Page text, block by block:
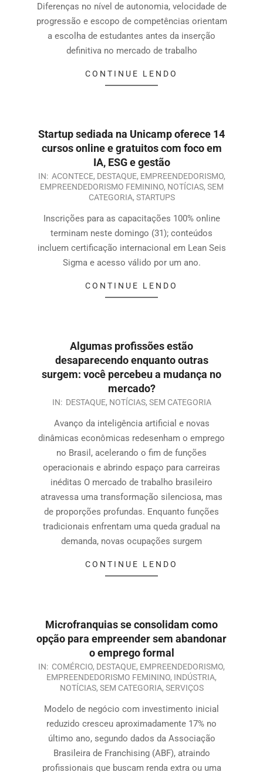
Diferenças no nível de autonomia, velocidade de
progressão e escopo de competências orientam
a escolha de estudantes antes da inserção
definitiva no mercado de trabalho
CONTINUE LENDO
Startup sediada na Unicamp oferece 14
cursos online e gratuitos com foco em
IA, ESG e gestão
IN: ACONTECE, DESTAQUE, EMPREENDEDORISMO,
EMPREENDEDORISMO FEMININO, NOTÍCIAS, SEM
CATEGORIA, STARTUPS
Inscrições para as capacitações 100% online
terminam neste domingo (31); conteúdos
incluem certificação internacional em Lean Seis
Sigma e acesso válido por um ano.
CONTINUE LENDO
Algumas profissões estão
desaparecendo enquanto outras
surgem: você percebeu a mudança no
mercado?
IN: DESTAQUE, NOTÍCIAS, SEM CATEGORIA
Avanço da inteligência artificial e novas
dinâmicas econômicas redesenham o emprego
no Brasil, acelerando o fim de funções
operacionais e abrindo espaço para carreiras
inéditas O mercado de trabalho brasileiro
atravessa uma transformação silenciosa, mas
de proporções profundas. Enquanto funções
tradicionais enfrentam uma queda gradual na
demanda, novas ocupações surgem
CONTINUE LENDO
Microfranquias se consolidam como
opção para empreender sem abandonar
o emprego formal
IN: COMÉRCIO, DESTAQUE, EMPREENDEDORISMO,
EMPREENDEDORISMO FEMININO, INDÚSTRIA,
NOTÍCIAS, SEM CATEGORIA, SERVIÇOS
Modelo de negócio com investimento inicial
reduzido cresceu aproximadamente 17% no
último ano, segundo dados da Associação
Brasileira de Franchising (ABF), atraindo
profissionais que buscam renda extra ou uma